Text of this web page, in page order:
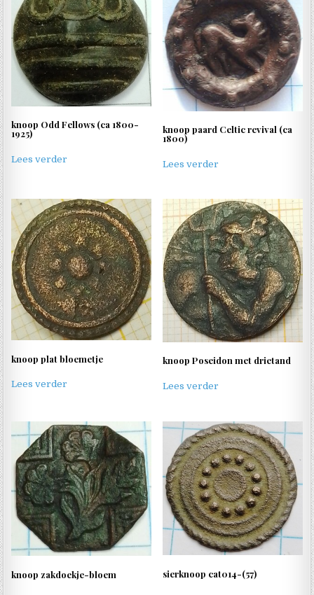
knoop Odd Fellows (ca 1800-
1925)
Lees verder
knoop paard Celtic revival (ca
1800)
Lees verder
knoop plat bloemetje
Lees verder
knoop Poseidon met drietand
Lees verder
knoop zakdoekje-bloem sierknoop cat014-(57)